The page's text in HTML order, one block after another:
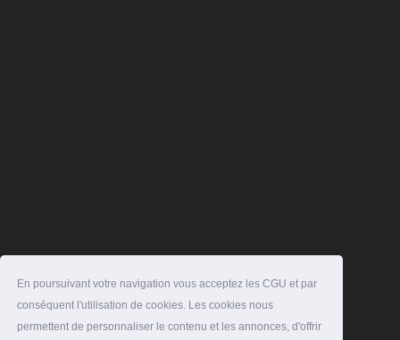
En poursuivant votre navigation vous acceptez les CGU et par
conséquent l'utilisation de cookies. Les cookies nous
permettent de personnaliser le contenu et les annonces, d'offrir